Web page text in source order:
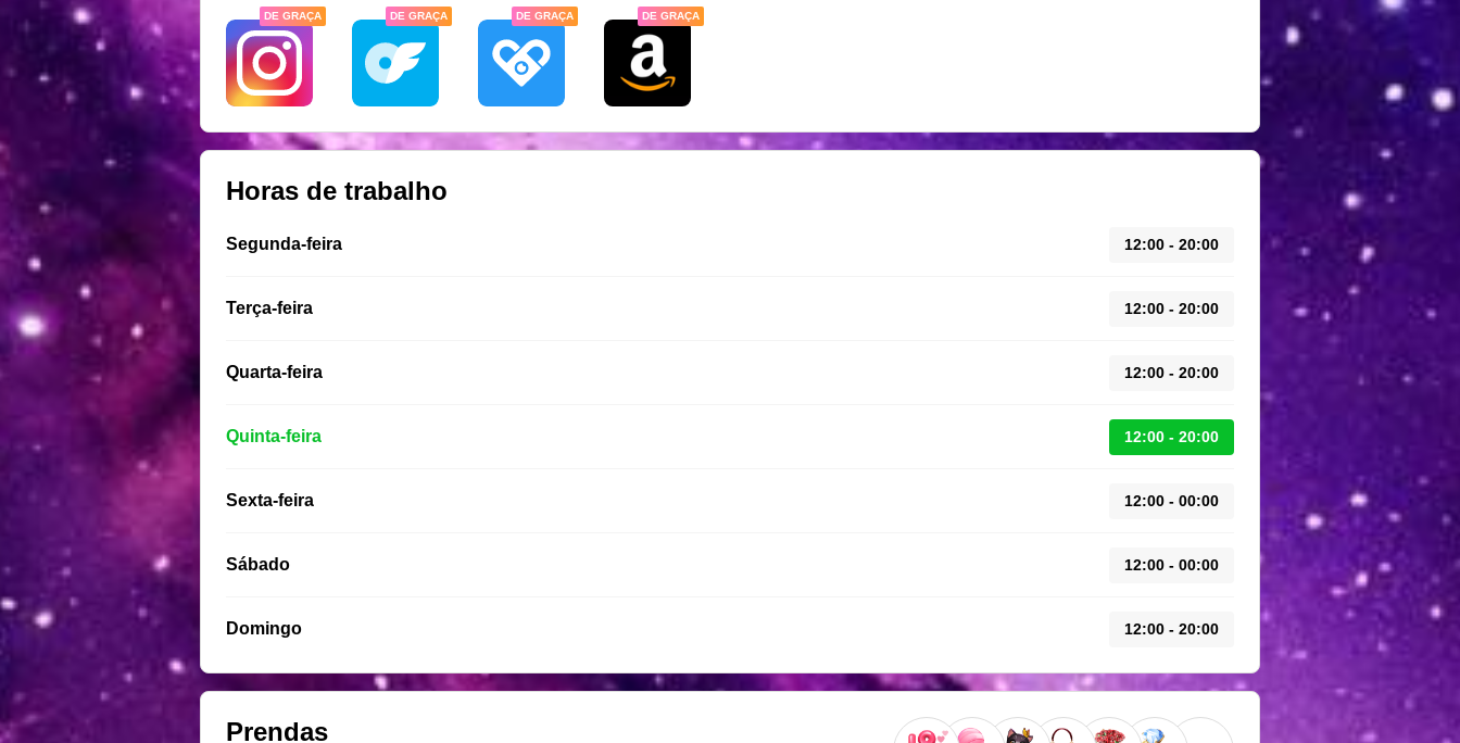
DE GRAÇA DE GRAÇA DE GRAÇA DE GRAÇA
Horas de trabalho
Segunda-feira 12:00 - 20:00
Terça-feira 12:00 - 20:00
Quarta-feira 12:00 - 20:00
Quinta-feira 12:00 - 20:00
Sexta-feira 12:00 - 00:00
Sábado 12:00 - 00:00
Domingo 12:00 - 20:00
Prendas